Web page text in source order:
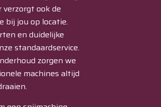
ook de
bij jou op locatie.
en duidelijke
standaardservice.
zorgen we
machines altijd